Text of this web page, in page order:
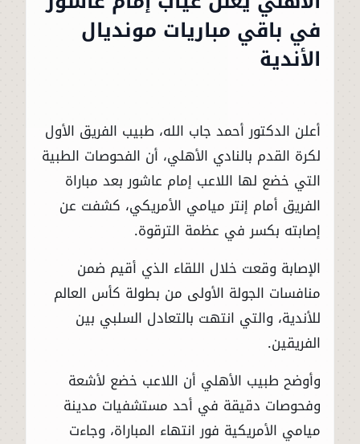
في باقي مباريات مونديال
الأندية
أعلن الدكتور أحمد جاب الله، طبيب الفريق الأول
لكرة القدم بالنادي الأهلي، أن الفحوصات الطبية
التي خضع لها اللاعب إمام عاشور بعد مباراة
الفريق أمام إنتر ميامي الأمريكي، كشفت عن
إصابته بكسر في عظمة الترقوة.
الإصابة وقعت خلال اللقاء الذي أقيم ضمن
منافسات الجولة الأولى من بطولة كأس العالم
للأندية، والتي انتهت بالتعادل السلبي بين
الفريقين.
وأوضح طبيب الأهلي أن اللاعب خضع لأشعة
وفحوصات دقيقة في أحد مستشفيات مدينة
ميامي الأمريكية فور انتهاء المباراة، وجاءت